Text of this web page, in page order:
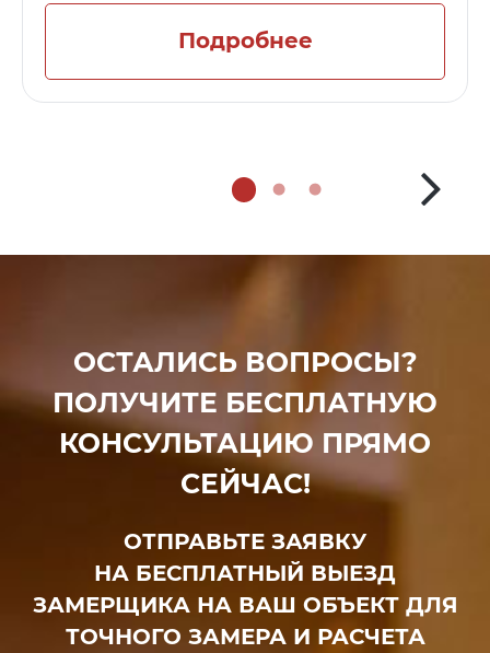
Подробнее
ОСТАЛИСЬ ВОПРОСЫ?
ПОЛУЧИТЕ БЕСПЛАТНУЮ
КОНСУЛЬТАЦИЮ ПРЯМО
СЕЙЧАС!
ОТПРАВЬТЕ ЗАЯВКУ
НА БЕСПЛАТНЫЙ ВЫЕЗД
ЗАМЕРЩИКА НА ВАШ ОБЪЕКТ ДЛЯ
ТОЧНОГО ЗАМЕРА И РАСЧЕТА